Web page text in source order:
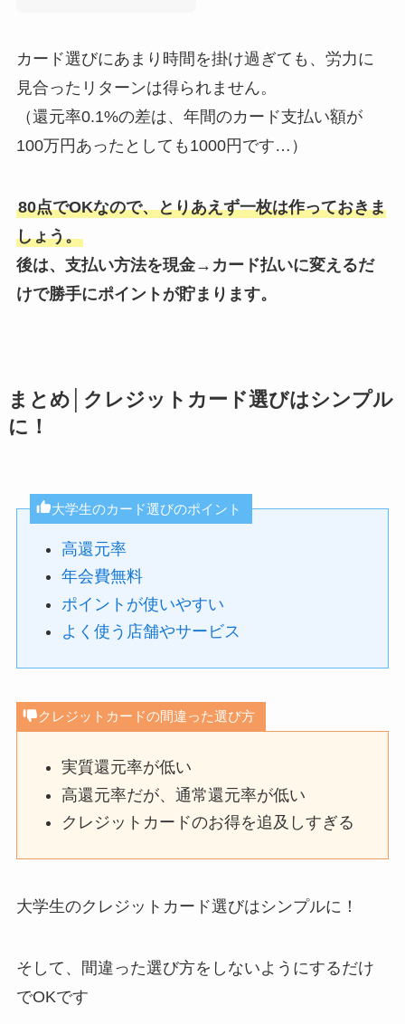
カード選びにあまり時間を掛け過ぎても、労力に
見合ったリターンは得られません。
（還元率0.1%の差は、年間のカード支払い額が
100万円あったとしても1000円です…）
80点でOKなので、とりあえず一枚は作っておきま
しょう。
後は、支払い方法を現金→カード払いに変えるだ
けで勝手にポイントが貯まります。
まとめ│クレジットカード選びはシンプル
に！
大学生のカード選びのポイント
高還元率
年会費無料
ポイントが使いやすい
よく使う店舗やサービス
クレジットカードの間違った選び方
実質還元率が低い
高還元率だが、通常還元率が低い
クレジットカードのお得を追及しすぎる
大学生のクレジットカード選びはシンプルに！
そして、間違った選び方をしないようにするだけ
でOKです